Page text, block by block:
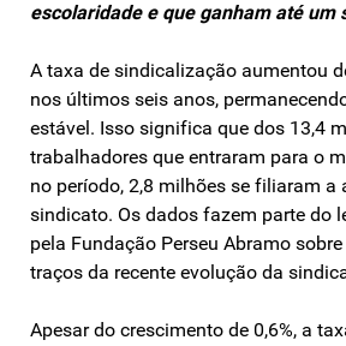
escolaridade e que ganham até um
A taxa de sindicalização aumentou
nos últimos seis anos,
estável. Isso significa que dos 13,4
trabalhadores que entraram para o
no período, 2,8 milhões se filiaram a
sindicato. Os dados fazem parte do
pela Fundação Perseu Abramo
traços da recente evolução da
Apesar do crescimento de 0,6%, a